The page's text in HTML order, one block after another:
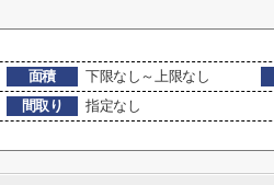
面積 下限なし～上限なし
間取り
指定なし